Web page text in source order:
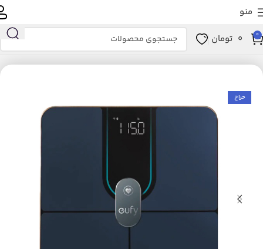
منو
0
0 تومان
خانه زیبایی و سلامت ابزار سلامت تجهیزات پزشکی
حراج